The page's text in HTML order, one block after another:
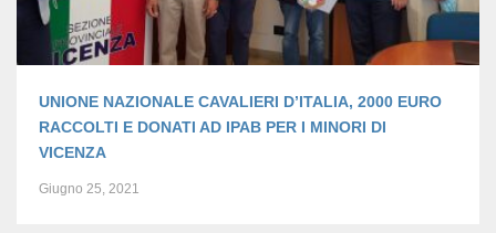
UNIONE NAZIONALE CAVALIERI D’ITALIA, 2000 EURO
RACCOLTI E DONATI AD IPAB PER I MINORI DI
VICENZA
Giugno 25, 2021